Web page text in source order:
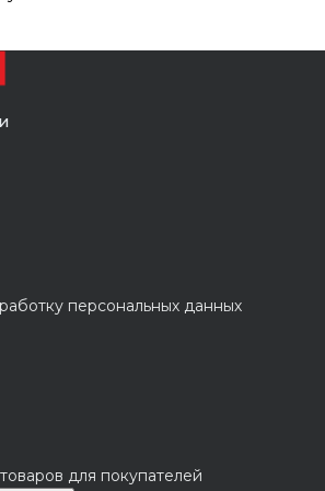
персональных данных
для покупателей